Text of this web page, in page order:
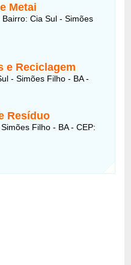
Metai
Cia Sul - Simões
e Reciclagem
- Simões Filho - BA -
Resíduo
Filho - BA - CEP: